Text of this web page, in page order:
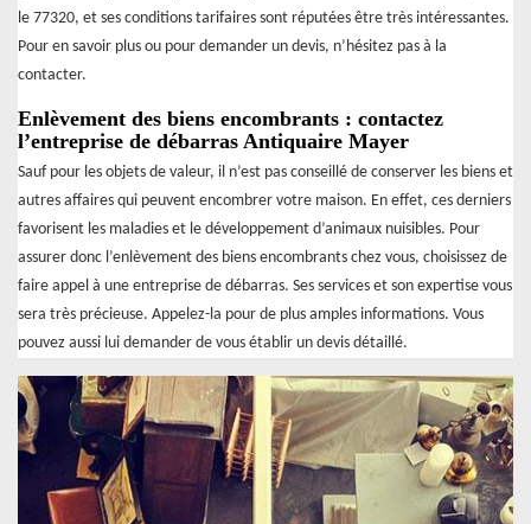
le 77320, et ses conditions tarifaires sont réputées être très intéressantes.
Pour en savoir plus ou pour demander un devis, n’hésitez pas à la
contacter.
Enlèvement des biens encombrants : contactez
l’entreprise de débarras Antiquaire Mayer
Sauf pour les objets de valeur, il n’est pas conseillé de conserver les biens et
autres affaires qui peuvent encombrer votre maison. En effet, ces derniers
favorisent les maladies et le développement d’animaux nuisibles. Pour
assurer donc l’enlèvement des biens encombrants chez vous, choisissez de
faire appel à une entreprise de débarras. Ses services et son expertise vous
sera très précieuse. Appelez-la pour de plus amples informations. Vous
pouvez aussi lui demander de vous établir un devis détaillé.